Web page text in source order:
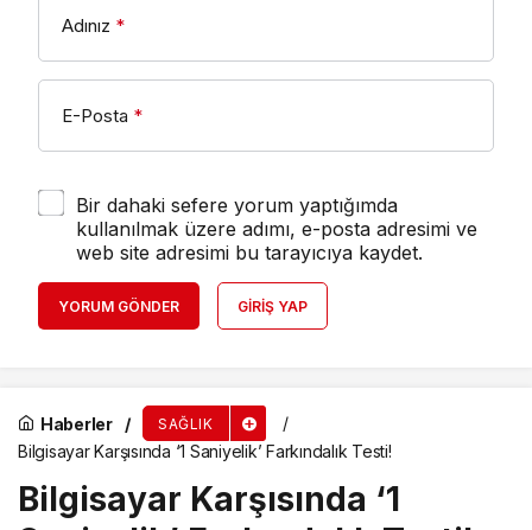
Adınız *
E-Posta *
Bir dahaki sefere yorum yaptığımda
kullanılmak üzere adımı, e-posta adresimi ve
web site adresimi bu tarayıcıya kaydet.
YORUM GÖNDER GIRIŞ YAP
Haberler SAĞLIK
Bilgisayar Karşısında ‘1 Saniyelik’ Farkındalık Testi!
Bilgisayar Karşısında ‘1